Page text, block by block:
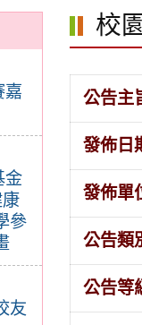
嘉
金
參
友
校
公告主
發佈日
發佈單
公告類
公告等